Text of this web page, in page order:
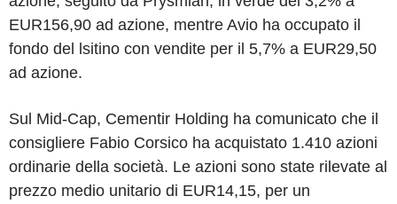
EUR156,90 ad azione, mentre Avio ha occupato il
fondo del lsitino con vendite per il 5,7% a EUR29,50
ad azione.
Sul Mid-Cap, Cementir Holding ha comunicato che il
consigliere Fabio Corsico ha acquistato 1.410 azioni
ordinarie della società. Le azioni sono state rilevate al
prezzo medio unitario di EUR14,15, per un